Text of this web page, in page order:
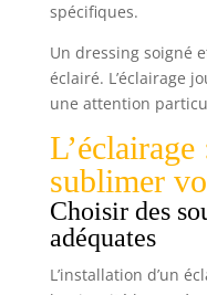
spécifiques.
Un dressing soigné
éclairé. L’éclairage
une attention
sublimer
Choisir des
adéquates
L’installation d’un